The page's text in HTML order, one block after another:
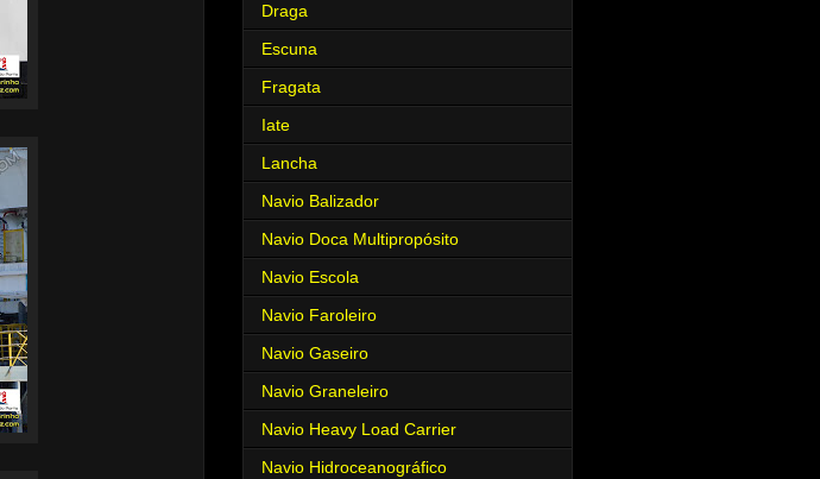
Draga
Escuna
Fragata
Iate
Lancha
Navio Balizador
Navio Doca Multipropósito
Navio Escola
Navio Faroleiro
Navio Gaseiro
Navio Graneleiro
Navio Heavy Load Carrier
Navio Hidroceanográfico